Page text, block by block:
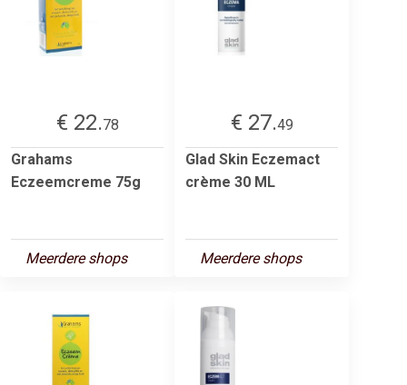
€ 22.78
Grahams
Eczeemcreme 75g
Meerdere shops
€ 27.49
Glad Skin Eczemact
crème 30 ML
Meerdere shops